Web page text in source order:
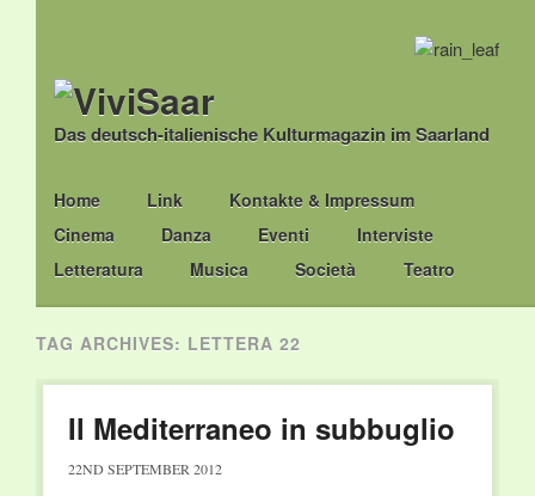
Das deutsch-italienische Kulturmagazin im Saarland
Main menu
Skip
to
content
Home Link
Kontakte & Impressum
Cinema
Danza Eventi
Interviste
Letteratura
Musica Società Teatro
TAG ARCHIVES: LETTERA 22
Il Mediterraneo in subbuglio
22ND SEPTEMBER 2012